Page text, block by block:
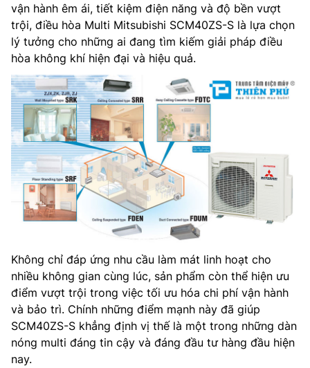
vận hành êm ái, tiết kiệm điện năng và độ bền vượt
trội, điều hòa Multi Mitsubishi SCM40ZS-S là lựa chọn
lý tưởng cho những ai đang tìm kiếm giải pháp điều
hòa không khí hiện đại và hiệu quả.
Không chỉ đáp ứng nhu cầu làm mát linh hoạt cho
nhiều không gian cùng lúc, sản phẩm còn thể hiện ưu
điểm vượt trội trong việc tối ưu hóa chi phí vận hành
và bảo trì. Chính những điểm mạnh này đã giúp
SCM40ZS-S khẳng định vị thế là một trong những dàn
nóng multi đáng tin cậy và đáng đầu tư hàng đầu hiện
nay.